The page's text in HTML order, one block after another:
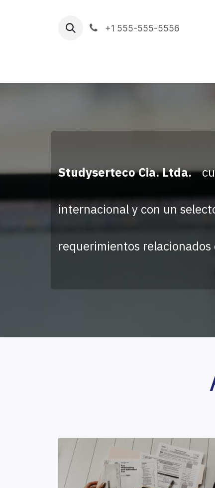
+1 555-555-5556
Studyserteco Cia. Ltda.
internacional y con un
requerimientos relacionados